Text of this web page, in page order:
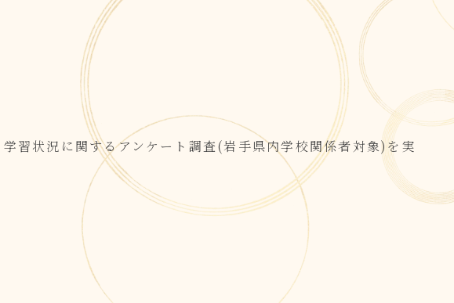
習状況に関するアンケート調査(岩手県内学校関係者対象)を実